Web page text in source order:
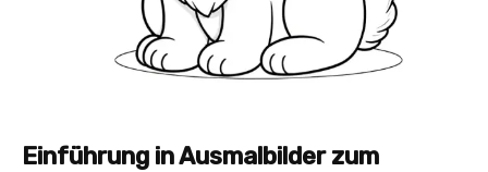
Einführung in Ausmalbilder zum